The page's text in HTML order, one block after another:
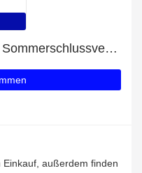
Bis zu 54% Rabatt auf den Sommerschlussverkauf
außerdem finden